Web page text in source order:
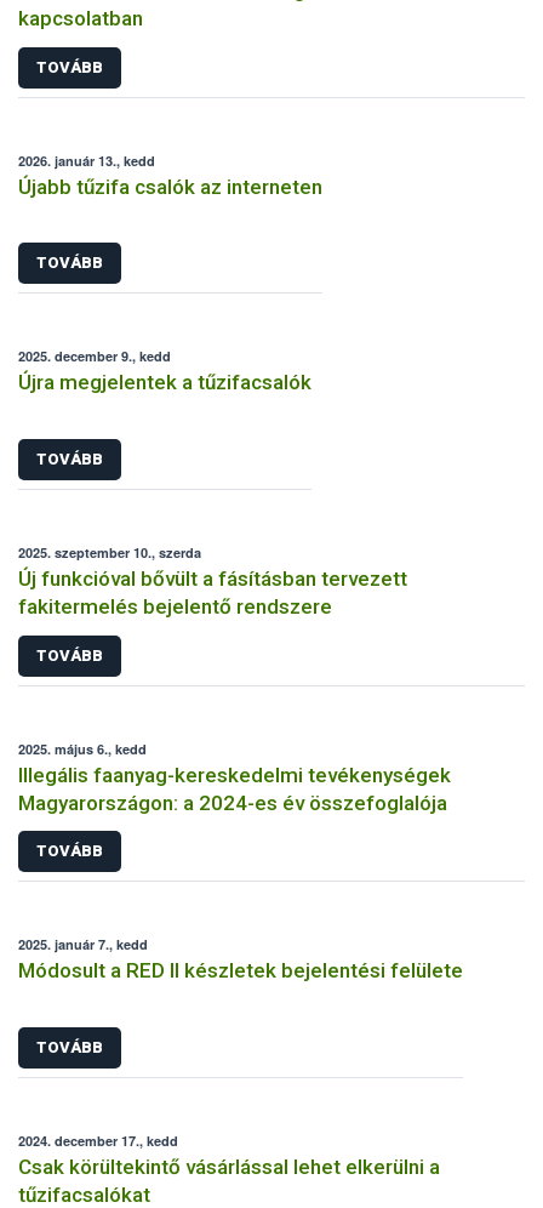
kapcsolatban
TOVÁBB
2026. január 13., kedd
Újabb tűzifa csalók az interneten
TOVÁBB
2025. december 9., kedd
Újra megjelentek a tűzifacsalók
TOVÁBB
2025. szeptember 10., szerda
Új funkcióval bővült a fásításban tervezett
fakitermelés bejelentő rendszere
TOVÁBB
2025. május 6., kedd
Illegális faanyag-kereskedelmi tevékenységek
Magyarországon: a 2024-es év összefoglalója
TOVÁBB
2025. január 7., kedd
Módosult a RED II készletek bejelentési felülete
TOVÁBB
2024. december 17., kedd
Csak körültekintő vásárlással lehet elkerülni a
tűzifacsalókat